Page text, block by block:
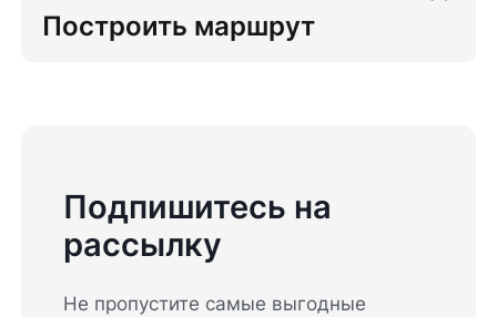
Построить маршрут
Подпишитесь на
рассылку
Не пропустите самые выгодные